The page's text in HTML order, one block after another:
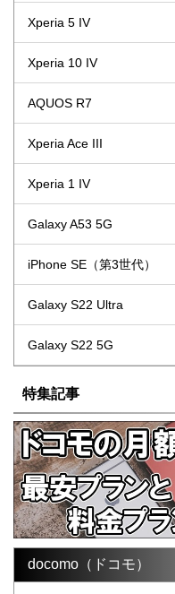
Xperia 5 IV
Xperia 10 IV
AQUOS R7
Xperia Ace III
Xperia 1 IV
Galaxy A53 5G
iPhone SE（第3世代）
Galaxy S22 Ultra
Galaxy S22 5G
特集記事
docomo（ドコモ）